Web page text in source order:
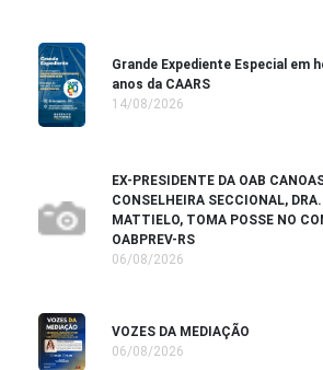
Grande Expediente Especial em
anos da CAARS
14/08/2026
EX-PRESIDENTE DA OAB
CONSELHEIRA SECCIONAL,
MATTIELO, TOMA POSSE NO
OABPREV-RS
06/08/2026
VOZES DA MEDIAÇÃO
06/08/2026